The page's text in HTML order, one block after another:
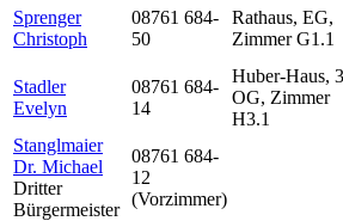
Sprenger
Christoph
08761 684-
50
Rathaus, EG,
Zimmer G1.1
Stadler
Evelyn
08761 684-
14
Huber-Haus,
OG, Zimmer
H3.1
Stanglmaier
Dr. Michael
Dritter
Bürgermeister
08761 684-
12
(Vorzimmer)